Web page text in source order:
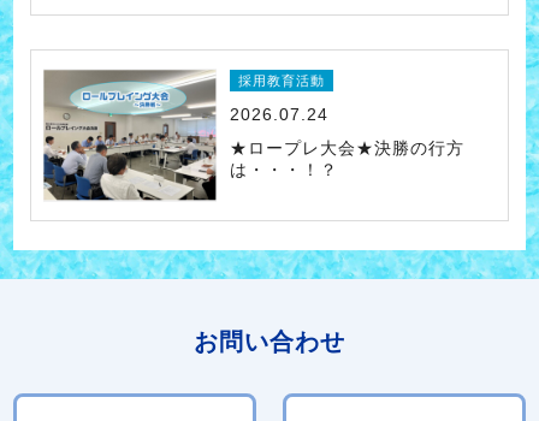
採用教育活動
2026.07.24
★ロープレ大会★決勝の行方
は・・・！？
お問い合わせ